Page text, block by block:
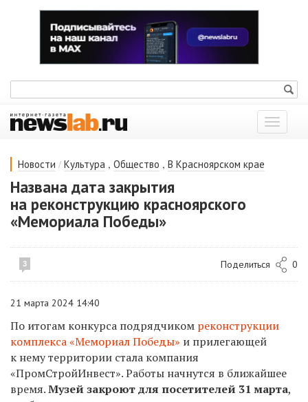
Показать
меню
Новости / Культура , Общество , В Красноярском крае
Названа дата закрытия
на реконструкцию красноярского
«Мемориала Победы»
3 Поделиться 0
21 марта 2024 14:40
По итогам конкурса подрядчиком реконструкции
комплекса «Мемориал Победы» и прилегающей
к нему территории стала компания
«ПромСтройИнвест».Работы начнутся в ближайшее
время.Музей закроют для посетителей 31 марта,